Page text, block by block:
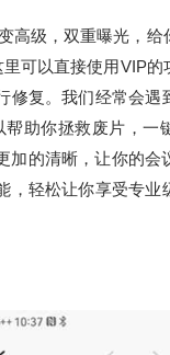
高级，双重曝光，给
可以直接使用VIP的
修复。我们经常会遇
帮助你拯救废片，一
的清晰，让你的会
，轻松让你享受专业